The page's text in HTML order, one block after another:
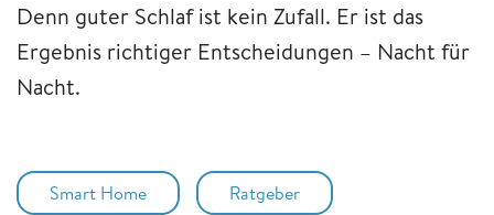
Denn guter Schlaf ist kein Zufall. Er ist das
Ergebnis richtiger Entscheidungen – Nacht für
Nacht.
Smart Home Ratgeber